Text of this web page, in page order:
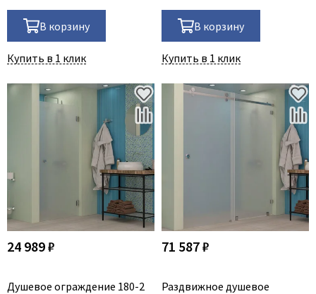
В корзину
Купить в 1 клик
В корзину
Купить в 1 клик
24 989 ₽
Душевое ограждение 180-2
71 587 ₽
Раздвижное душевое